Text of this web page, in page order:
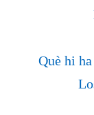
Què hi